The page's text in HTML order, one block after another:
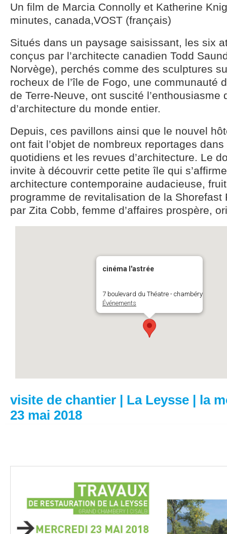
Un film de Marcia Connolly et Katherine
minutes, canada,VOST (français)
Situés dans un paysage saisissant, les six
conçus par l’architecte canadien Todd
Norvège), perchés comme des sculptures
rocheux de l’île de Fogo, une communauté
de Terre-Neuve, ont suscité l’enthousiasme
d’architecture du monde entier.
Depuis, ces pavillons ainsi que le nouvel
ont fait l’objet de nombreux reportages
quotidiens et les revues d’architecture. Le
invite à découvrir cette petite île qui
architecture contemporaine audacieuse,
programme de revitalisation de la Shorefast
par Zita Cobb, femme d’affaires prospère,
cinéma l'astrée
7 boulevard du Théatre - chambéry
Événements
visite de chantier | La Leysse | la
23 mai 2018